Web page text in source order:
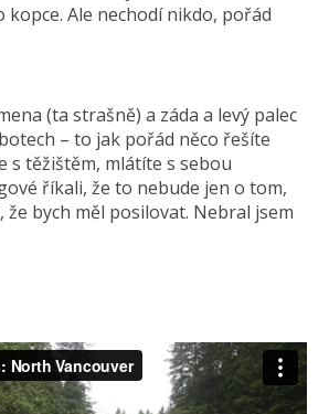
kopce. Ale nechodí nikdo, pořád
(ta strašně) a záda a levý palec
– to jak pořád něco řešíte
s těžištěm, mlátíte s sebou
říkali, že to nebude jen o tom,
že bych měl posilovat. Nebral jsem